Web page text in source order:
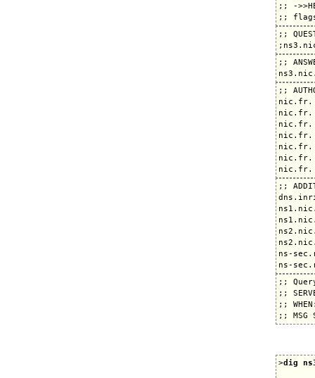
;; -
;;
;;
;;
nic.fr.
nic.fr.
nic.fr.
nic.fr.
nic.fr.
;;
ns-
;;
;;
;;
>dig